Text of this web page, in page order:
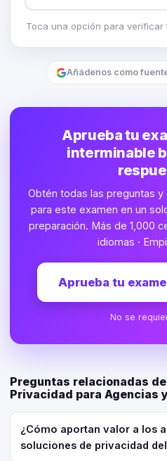
Toca una opción para verificar
Añádenos como
Aprueba tu
interminable
Obtén todas las preguntas
para este examen en un
preparación. Más de 1,000
idiomas ·
Aprueba tu
No se
Preguntas relacionadas
Privacidad para Agencias
¿Cómo aportan valor a los
soluciones de privacidad